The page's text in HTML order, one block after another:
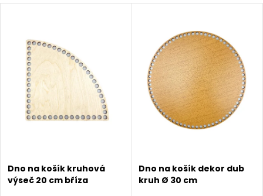
Dno na košík kruhová
výseč 20 cm bříza
Dno na košík dekor dub
kruh Ø 30 cm